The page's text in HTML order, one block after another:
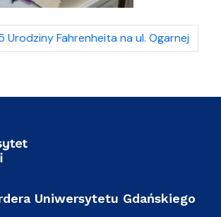
Urodziny Fahrenheita na ul. Ogarnej
Uniwersytetu Gdańskiego